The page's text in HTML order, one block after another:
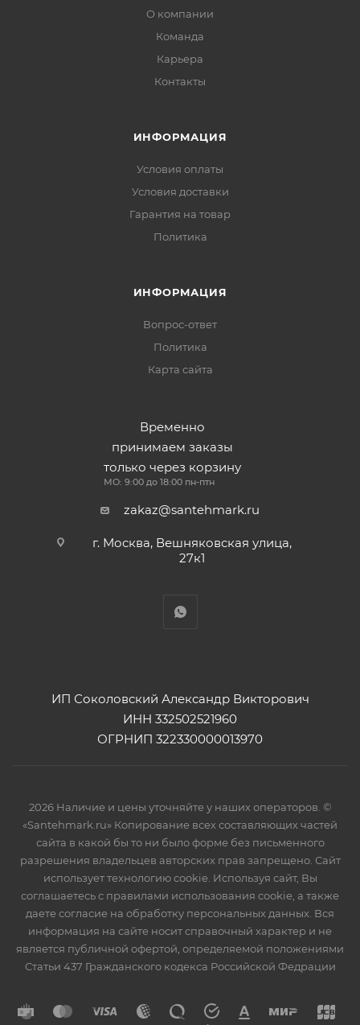
О компании
Команда
Карьера
Контакты
ИНФОРМАЦИЯ
Условия оплаты
Условия доставки
Гарантия на товар
Политика
ИНФОРМАЦИЯ
Вопрос-ответ
Политика
Карта сайта
Временно
принимаем заказы
только через корзину
МО: 9:00 до 18:00 пн-птн
zakaz@santehmark.ru
г. Москва, Вешняковская улица,
27к1
ИП Соколовский Александр Викторович
ИНН 332502521960
ОГРНИП 322330000013970
2026 Наличие и цены уточняйте у наших операторов. ©
«Santehmark.ru» Копирование всех составляющих частей
сайта в какой бы то ни было форме без письменного
разрешения владельцев авторских прав запрещено. Сайт
использует технологию cookie. Используя сайт, Вы
соглашаетесь с правилами использования cookie, а также
даете согласие на обработку персональных данных. Вся
информация на сайте носит справочный характер и не
является публичной офертой, определяемой положениями
Статьи 437 Гражданского кодекса Российской Федрации